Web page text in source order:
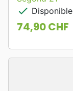
check Disponible
Prix
74,90 CHF